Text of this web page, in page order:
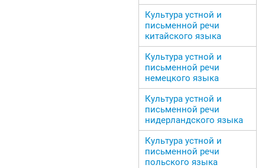
Культура устной и
письменной речи
китайского языка
Культура устной и
письменной речи
немецкого языка
Культура устной и
письменной речи
нидерландского языка
Культура устной и
письменной речи
польского языка